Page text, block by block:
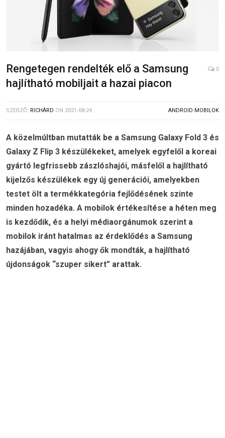
Rengetegen rendelték elő a Samsung
hajlítható mobiljait a hazai piacon
0
SZERZŐ: RICHÁRD ON 2021-08-24 ANDROID MOBILOK
A közelmúltban mutatták be a Samsung Galaxy Fold 3 és
Galaxy Z Flip 3 készülékeket, amelyek egyfelől a koreai
gyártó legfrissebb zászlóshajói, másfelől a hajlítható
kijelzős készülékek egy új generációi, amelyekben
testet ölt a termékkategória fejlődésének szinte
minden hozadéka. A mobilok értékesítése a héten meg
is kezdődik, és a helyi médiaorgánumok szerint a
mobilok iránt hatalmas az érdeklődés a Samsung
hazájában, vagyis ahogy ők mondták, a hajlítható
újdonságok “szuper sikert” arattak.